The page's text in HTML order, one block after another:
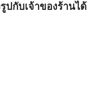
ปกับเจ้าของร้านได้